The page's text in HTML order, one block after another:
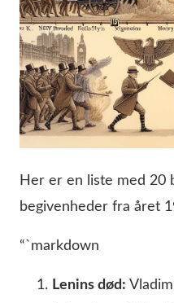
Her er en liste med 20
begivenheder fra året
“`markdown
Lenins død: